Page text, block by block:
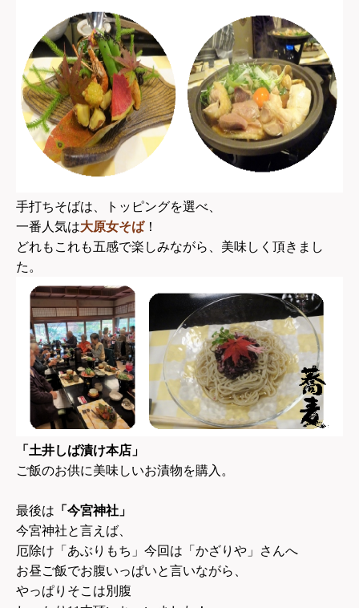
手打ちそばは、トッピングを選べ、
一番人気は大原女そば ！
どれもこれも五感で楽しみながら、美味しく頂きまし
た。
「土井しば漬け本店」
ご飯のお供に美味しいお漬物を購入。
最後は 「今宮神社」
今宮神社と言えば、
厄除け「あぶりもち」今回は「かざりや」さんへ
お昼ご飯でお腹いっぱいと言いながら、
やっぱりそこは別腹